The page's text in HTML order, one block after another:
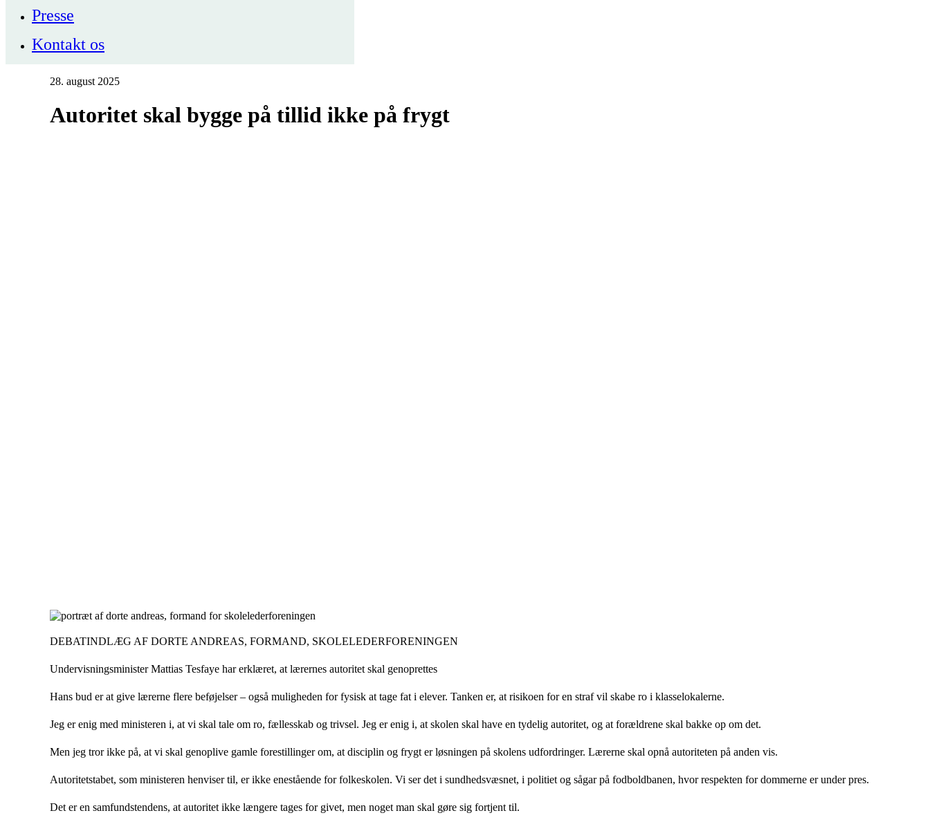
Presse
Kontakt os
28. august 2025
Autoritet skal bygge på tillid ikke på frygt
DEBATINDLÆG AF DORTE ANDREAS, FORMAND, SKOLELEDERFORENINGEN
Undervisningsminister Mattias Tesfaye har erklæret, at lærernes autoritet skal genoprettes
Hans bud er at give lærerne flere beføjelser – også muligheden for fysisk at tage fat i elever. Tanken er, at risikoen for en straf vil skabe ro i klasselokalerne.
Jeg er enig med ministeren i, at vi skal tale om ro, fællesskab og trivsel. Jeg er enig i, at skolen skal have en tydelig autoritet, og at forældrene skal bakke op om det.
Men jeg tror ikke på, at vi skal genoplive gamle forestillinger om, at disciplin og frygt er løsningen på skolens udfordringer. Lærerne skal opnå autoriteten på anden vis.
Autoritetstabet, som ministeren henviser til, er ikke enestående for folkeskolen. Vi ser det i sundhedsvæsnet, i politiet og sågar på fodboldbanen, hvor respekten for dommerne er under pres.
Det er en samfundstendens, at autoritet ikke længere tages for givet, men noget man skal gøre sig fortjent til.